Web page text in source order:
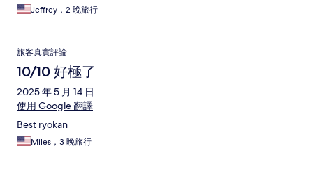
Jeffrey，2 晚旅行
旅客真實評論
10/10 好極了
2025 年 5 月 14 日
使用 Google 翻譯
Best ryokan
Miles，3 晚旅行